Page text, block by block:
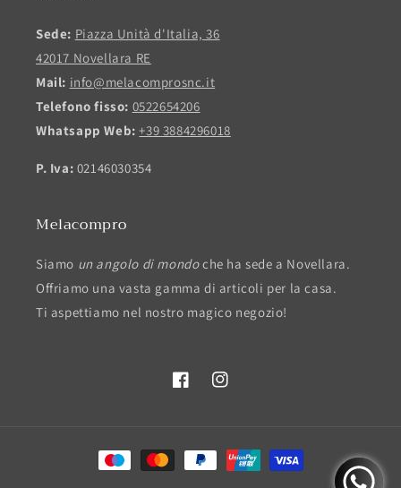
Sede: Piazza Unità d'Italia, 36
42017 Novellara RE
Mail: info@melacomprosnc.it
Telefono fisso: 0522654206
Whatsapp Web: +39 3884296018
P. Iva: 02146030354
Melacompro
Siamo un angolo di mondoche ha sede a Novellara.
Offriamo una vasta gamma di articoli per la casa.
Ti aspettiamo nel nostro magico negozio!
FacebookInstagram
Metodi
di